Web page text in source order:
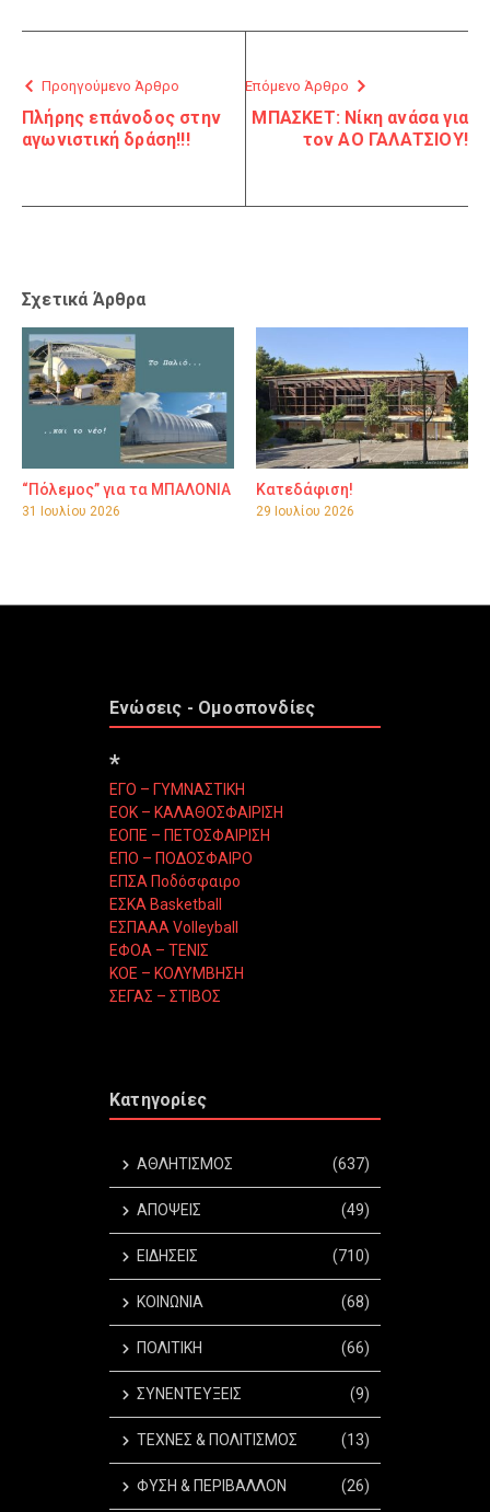
Προηγούμενο Άρθρο
Πλήρης επάνοδος στην
αγωνιστική δράση!!!
Επόμενο Άρθρο
ΜΠΑΣΚΕΤ: Νίκη ανάσα για
τον ΑΟ ΓΑΛΑΤΣΙΟΥ!
Σχετικά Άρθρα
“Πόλεμος” για τα ΜΠΑΛΟΝΙΑ
31 Ιουλίου 2026
Κατεδάφιση!
29 Ιουλίου 2026
Ενώσεις - Ομοσπονδίες
*
ΕΓΟ – ΓΥΜΝΑΣΤΙΚΗ
ΕΟΚ – ΚΑΛΑΘΟΣΦΑΙΡΙΣΗ
ΕΟΠΕ – ΠΕΤΟΣΦΑΙΡΙΣΗ
ΕΠΟ – ΠΟΔΟΣΦΑΙΡΟ
ΕΠΣΑ Ποδόσφαιρο
ΕΣΚΑ Basketball
ΕΣΠΑΑΑ Volleyball
ΕΦΟΑ – ΤΕΝΙΣ
ΚΟΕ – ΚΟΛΥΜΒΗΣΗ
ΣΕΓΑΣ – ΣΤΙΒΟΣ
Κατηγορίες
ΑΘΛΗΤΙΣΜΟΣ (637)
ΑΠΟΨΕΙΣ (49)
ΕΙΔΗΣΕΙΣ (710)
ΚΟΙΝΩΝΙΑ (68)
ΠΟΛΙΤΙΚΗ (66)
ΣΥΝΕΝΤΕΥΞΕΙΣ (9)
ΤΕΧΝΕΣ & ΠΟΛΙΤΙΣΜΟΣ (13)
ΦΥΣΗ & ΠΕΡΙΒΑΛΛΟΝ (26)